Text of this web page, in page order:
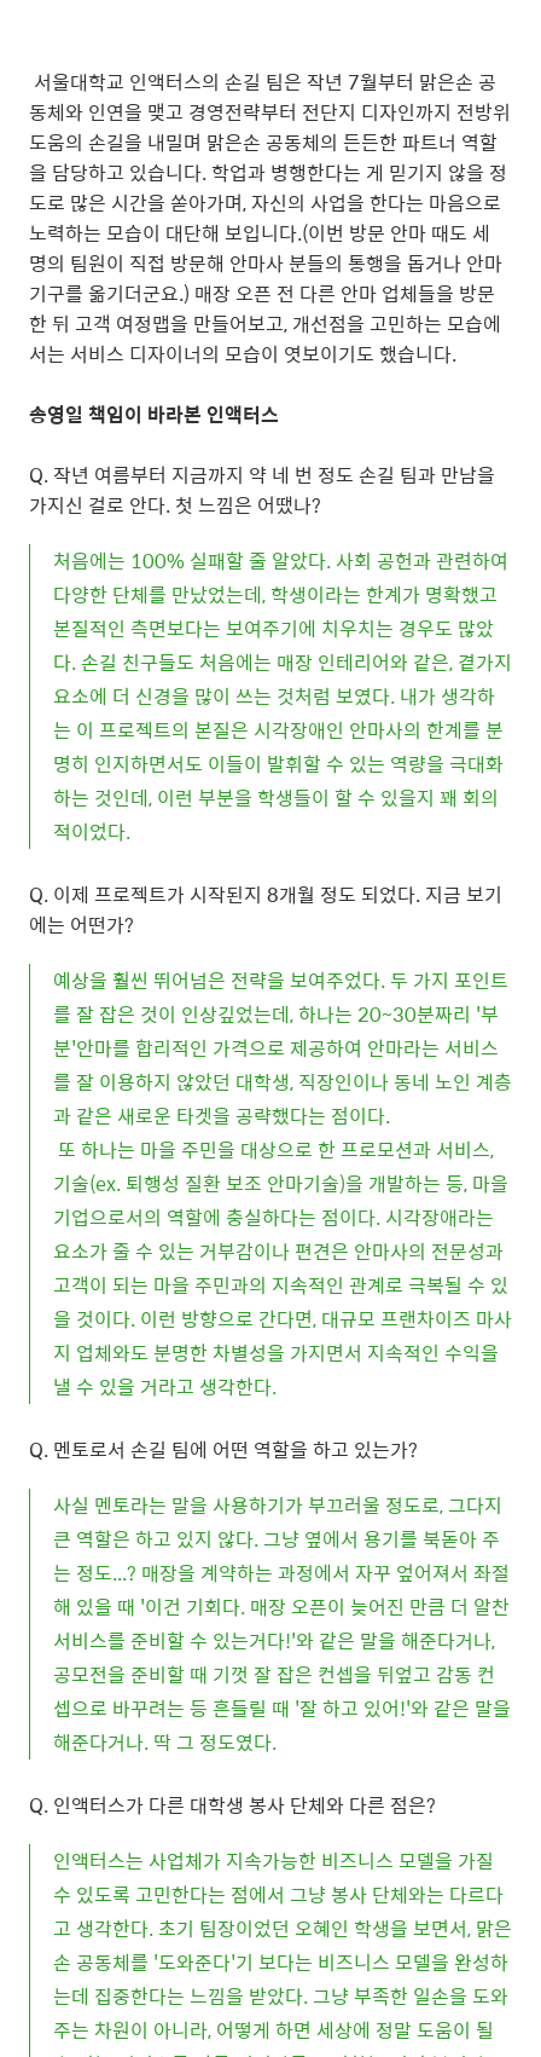
서울대학교 인액터스의 손길 팀은 작년 7월부터 맑은손 공
동체와 인연을 맺고 경영전략부터 전단지 디자인까지 전방위
도움의 손길을 내밀며 맑은손 공동체의 든든한 파트너 역할
을 담당하고 있습니다. 학업과 병행한다는 게 믿기지 않을 정
도로 많은 시간을 쏟아가며, 자신의 사업을 한다는 마음으로
노력하는 모습이 대단해 보입니다.(이번 방문 안마 때도 세
명의 팀원이 직접 방문해 안마사 분들의 통행을 돕거나 안마
기구를 옮기더군요.) 매장 오픈 전 다른 안마 업체들을 방문
한 뒤 고객 여정맵을 만들어보고, 개선점을 고민하는 모습에
서는 서비스 디자이너의 모습이 엿보이기도 했습니다.
송영일 책임이 바라본 인액터스
Q. 작년 여름부터 지금까지 약 네 번 정도 손길 팀과 만남을
가지신 걸로 안다. 첫 느낌은 어땠나?
처음에는 100% 실패할 줄 알았다. 사회 공헌과 관련하여
다양한 단체를 만났었는데, 학생이라는 한계가 명확했고
본질적인 측면보다는 보여주기에 치우치는 경우도 많았
다. 손길 친구들도 처음에는 매장 인테리어와 같은, 곁가지
요소에 더 신경을 많이 쓰는 것처럼 보였다. 내가 생각하
는 이 프로젝트의 본질은 시각장애인 안마사의 한계를 분
명히 인지하면서도 이들이 발휘할 수 있는 역량을 극대화
하는 것인데, 이런 부분을 학생들이 할 수 있을지 꽤 회의
적이었다.
Q. 이제 프로젝트가 시작된지 8개월 정도 되었다. 지금 보기
에는 어떤가?
예상을 훨씬 뛰어넘은 전략을 보여주었다. 두 가지 포인트
를 잘 잡은 것이 인상깊었는데, 하나는 20~30분짜리 '부
분'안마를 합리적인 가격으로 제공하여 안마라는 서비스
를 잘 이용하지 않았던 대학생, 직장인이나 동네 노인 계층
과 같은 새로운 타겟을 공략했다는 점이다.
또 하나는 마을 주민을 대상으로 한 프로모션과 서비스,
기술(ex. 퇴행성 질환 보조 안마기술)을 개발하는 등, 마을
기업으로서의 역할에 충실하다는 점이다. 시각장애라는
요소가 줄 수 있는 거부감이나 편견은 안마사의 전문성과
고객이 되는 마을 주민과의 지속적인 관계로 극복될 수 있
을 것이다. 이런 방향으로 간다면, 대규모 프랜차이즈 마사
지 업체와도 분명한 차별성을 가지면서 지속적인 수익을
낼 수 있을 거라고 생각한다.
Q. 멘토로서 손길 팀에 어떤 역할을 하고 있는가?
사실 멘토라는 말을 사용하기가 부끄러울 정도로, 그다지
큰 역할은 하고 있지 않다. 그냥 옆에서 용기를 북돋아 주
는 정도...? 매장을 계약하는 과정에서 자꾸 엎어져서 좌절
해 있을 때 '이건 기회다. 매장 오픈이 늦어진 만큼 더 알찬
서비스를 준비할 수 있는거다!'와 같은 말을 해준다거나,
공모전을 준비할 때 기껏 잘 잡은 컨셉을 뒤엎고 감동 컨
셉으로 바꾸려는 등 흔들릴 때 '잘 하고 있어!'와 같은 말을
해준다거나. 딱 그 정도였다.
Q. 인액터스가 다른 대학생 봉사 단체와 다른 점은?
인액터스는 사업체가 지속가능한 비즈니스 모델을 가질
수 있도록 고민한다는 점에서 그냥 봉사 단체와는 다르다
고 생각한다. 초기 팀장이었던 오혜인 학생을 보면서, 맑은
손 공동체를 '도와준다'기 보다는 비즈니스 모델을 완성하
는데 집중한다는 느낌을 받았다. 그냥 부족한 일손을 도와
주는 차원이 아니라, 어떻게 하면 세상에 정말 도움이 될